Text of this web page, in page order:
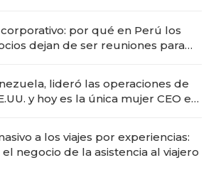
por qué en Perú los
dejan de ser reuniones para
lideró las operaciones de
y hoy es la única mujer CEO en
a los viajes por experiencias:
negocio de la asistencia al viajero